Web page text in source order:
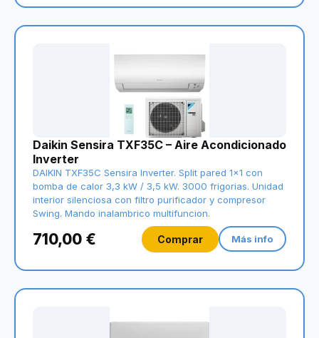
Daikin Sensira TXF35C – Aire Acondicionado
Inverter
DAIKIN TXF35C Sensira Inverter. Split pared 1x1 con
bomba de calor 3,3 kW / 3,5 kW. 3000 frigorias. Unidad
interior silenciosa con filtro purificador y compresor
Swing. Mando inalambrico multifuncion.
710,00 € Comprar Más info